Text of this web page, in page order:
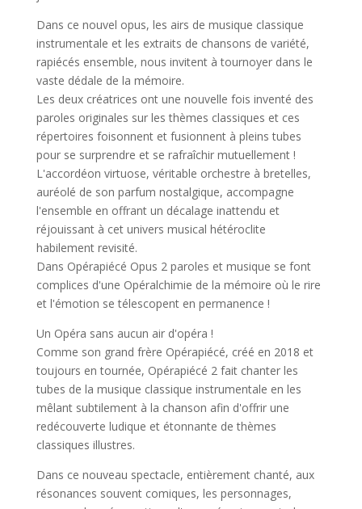
Dans ce nouvel opus, les airs de musique classique
instrumentale et les extraits de chansons de variété,
rapiécés ensemble, nous invitent à tournoyer dans le
vaste dédale de la mémoire.
Les deux créatrices ont une nouvelle fois inventé des
paroles originales sur les thèmes classiques et ces
répertoires foisonnent et fusionnent à pleins tubes
pour se surprendre et se rafraîchir mutuellement !
L'accordéon virtuose, véritable orchestre à bretelles,
auréolé de son parfum nostalgique, accompagne
l'ensemble en offrant un décalage inattendu et
réjouissant à cet univers musical hétéroclite
habilement revisité.
Dans Opérapiécé Opus 2 paroles et musique se font
complices d'une Opéralchimie de la mémoire où le rire
et l'émotion se télescopent en permanence !
Un Opéra sans aucun air d'opéra !
Comme son grand frère Opérapiécé, créé en 2018 et
toujours en tournée, Opérapiécé 2 fait chanter les
tubes de la musique classique instrumentale en les
mêlant subtilement à la chanson afin d'offrir une
redécouverte ludique et étonnante de thèmes
classiques illustres.
Dans ce nouveau spectacle, entièrement chanté, aux
résonances souvent comiques, les personnages,